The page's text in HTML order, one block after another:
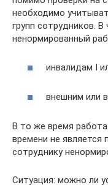
необходимо
групп сотрудников. В
ненормированный
инвалидам I
внешним или
В то же время
времени не является
сотруднику
Ситуация: можно ли